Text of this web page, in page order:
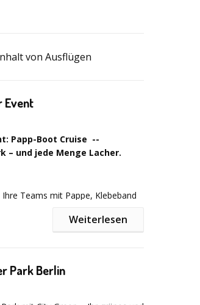
von Ausflügen
Event
Papp-Boot Cruise --
– und jede Menge Lacher.
Ihre Teams mit Pappe, Klebeband
sie trocken ans Ziel kommen?
Weiterlesen
Park Berlin